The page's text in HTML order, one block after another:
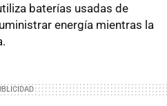
baterías usadas de
energía mientras la